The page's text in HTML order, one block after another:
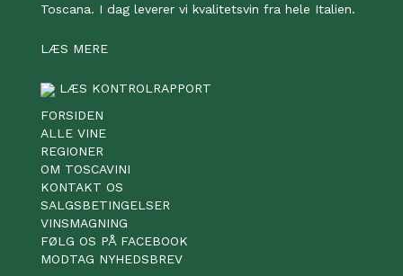
Toscana. I dag leverer vi kvalitetsvin fra hele Italien.
LÆS MERE
LÆS KONTROLRAPPORT
FORSIDEN
ALLE VINE
REGIONER
OM TOSCAVINI
KONTAKT OS
SALGSBETINGELSER
VINSMAGNING
FØLG OS PÅ FACEBOOK
MODTAG NYHEDSBREV